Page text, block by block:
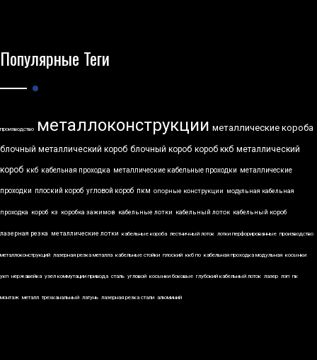
Популярные Теги
производство металлоконструкции металлические короба
блочный металлический короб блочный короб короб ккб металлический
короб ккб кабельная проходка металлические кабельные проходки металлические
проходки плоский короб угловой короб пкм опорные конструкции модульная кабельная
проходка короб кз коробка зажимов кабельные лотки кабельный лоток кабельный короб
лазерная резка металлические лотки кабельные короба лестничный лоток лотки перфорированные производство
металлоконструкций лазерная резка металла кабельные стойки плоский ккб по кабельная проходка модульная косынки
укп нержавейка узел коммутации привода сталь угловой косынки боковые глубокий кабельный лоток лазер лэп пк
монтаж металл трехканальный латунь лазерная резка стали алюминий